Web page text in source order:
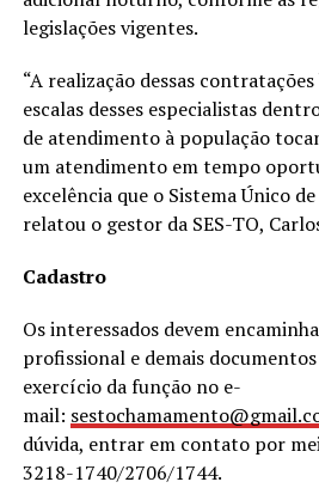
legislações vigentes.
“A realização dessas
escalas desses especialistas
de atendimento à população
um atendimento em tempo
excelência que o Sistema Único
relatou o gestor da SES-TO,
Cadastro
Os interessados devem
profissional e demais
exercício da função no e-
mail:
dúvida, entrar em contato por
3218-1740/2706/1744.